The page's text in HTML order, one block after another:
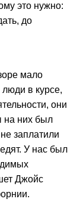
это нужно:
до
мало
в курсе,
они
на них был
заплатили
У нас был
Джойс